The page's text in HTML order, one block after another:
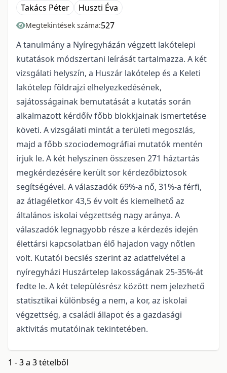
Takács Péter Huszti Éva
Megtekintések száma:527
A tanulmány a Nyíregyházán végzett lakótelepi
kutatások módszertani leírását tartalmazza. A két
vizsgálati helyszín, a Huszár lakótelep és a Keleti
lakótelep földrajzi elhelyezkedésének,
sajátosságainak bemutatását a kutatás során
alkalmazott kérdőív főbb blokkjainak ismertetése
követi. A vizsgálati mintát a területi megoszlás,
majd a főbb szociodemográfiai mutatók mentén
írjuk le. A két helyszínen összesen 271 háztartás
megkérdezésére került sor kérdezőbiztosok
segítségével. A válaszadók 69%-a nő, 31%-a férfi,
az átlagéletkor 43,5 év volt és kiemelhető az
általános iskolai végzettség nagy aránya. A
válaszadók legnagyobb része a kérdezés idején
élettársi kapcsolatban élő hajadon vagy nőtlen
volt. Kutatói becslés szerint az adatfelvétel a
nyíregyházi Huszártelep lakosságának 25-35%-át
fedte le. A két településrész között nem jelezhető
statisztikai különbség a nem, a kor, az iskolai
végzettség, a családi állapot és a gazdasági
aktivitás mutatóinak tekintetében.
1 - 3 a 3 tételből